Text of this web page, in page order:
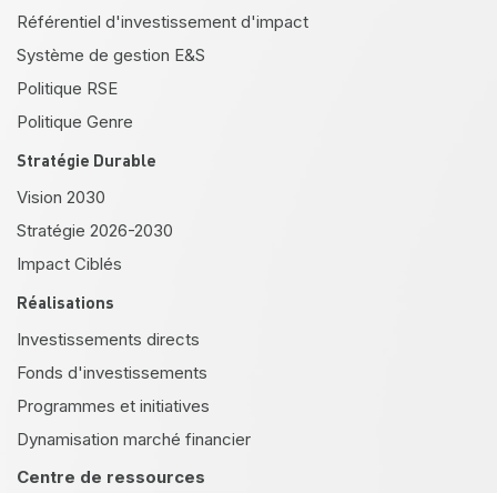
Référentiel d'investissement d'impact
Système de gestion E&S
Politique RSE
Politique Genre
Stratégie Durable
Vision 2030
Stratégie 2026-2030
Impact Ciblés
Réalisations
Investissements directs
Fonds d'investissements
Programmes et initiatives
Dynamisation marché financier
Centre de ressources